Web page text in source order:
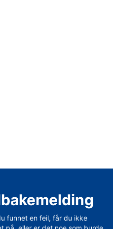
funnet en feil, får du ikke